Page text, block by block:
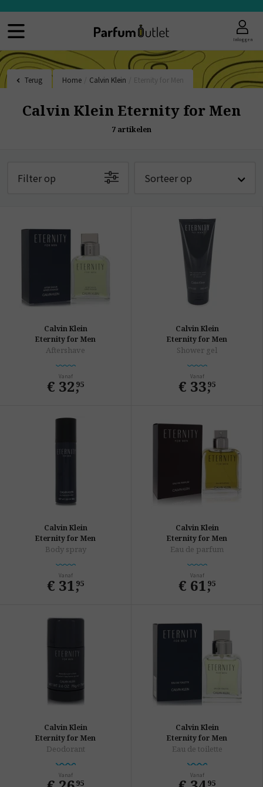
Inloggen
Terug Home Calvin Klein
Calvin Klein Eternity for Men
7 artikelen
Filter op Sorteer op
Calvin Klein
Eternity for Men
Aftershave
Vanaf
€ 32,
95
Calvin Klein
Eternity for Men
Shower gel
Vanaf
€ 33,
95
Calvin Klein
Eternity for Men
Body spray
Vanaf
€ 31,
95
Calvin Klein
Eternity for Men
Eau de parfum
Vanaf
€ 61,
95
Calvin Klein
Eternity for Men
Deodorant
Vanaf
95
Calvin Klein
Eternity for Men
Eau de toilette
Vanaf
95